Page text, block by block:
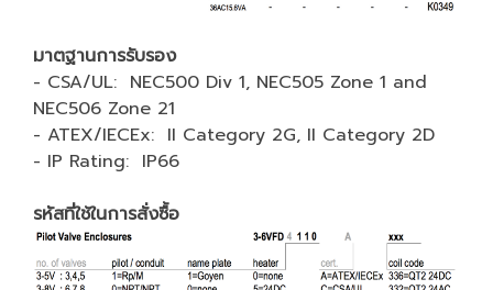
มาตฐานการรับรอง
- CSA/UL: NEC500 Div 1, NEC505 Zone 1 and
NEC506 Zone 21
- ATEX/IECEx: II Category 2G, II Category 2D
- IP Rating: IP66
รหัสที่ใช้ในการสั่งซื้อ